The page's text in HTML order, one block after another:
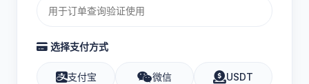
选择支付方式
支付宝 微信 USDT